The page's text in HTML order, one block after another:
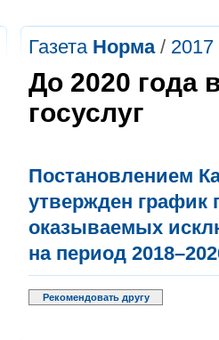
Газета Норма/ 2017
До 2020 года
госуслуг
Постановлением
утвержден график
оказываемых
на период
Рекомендовать другу